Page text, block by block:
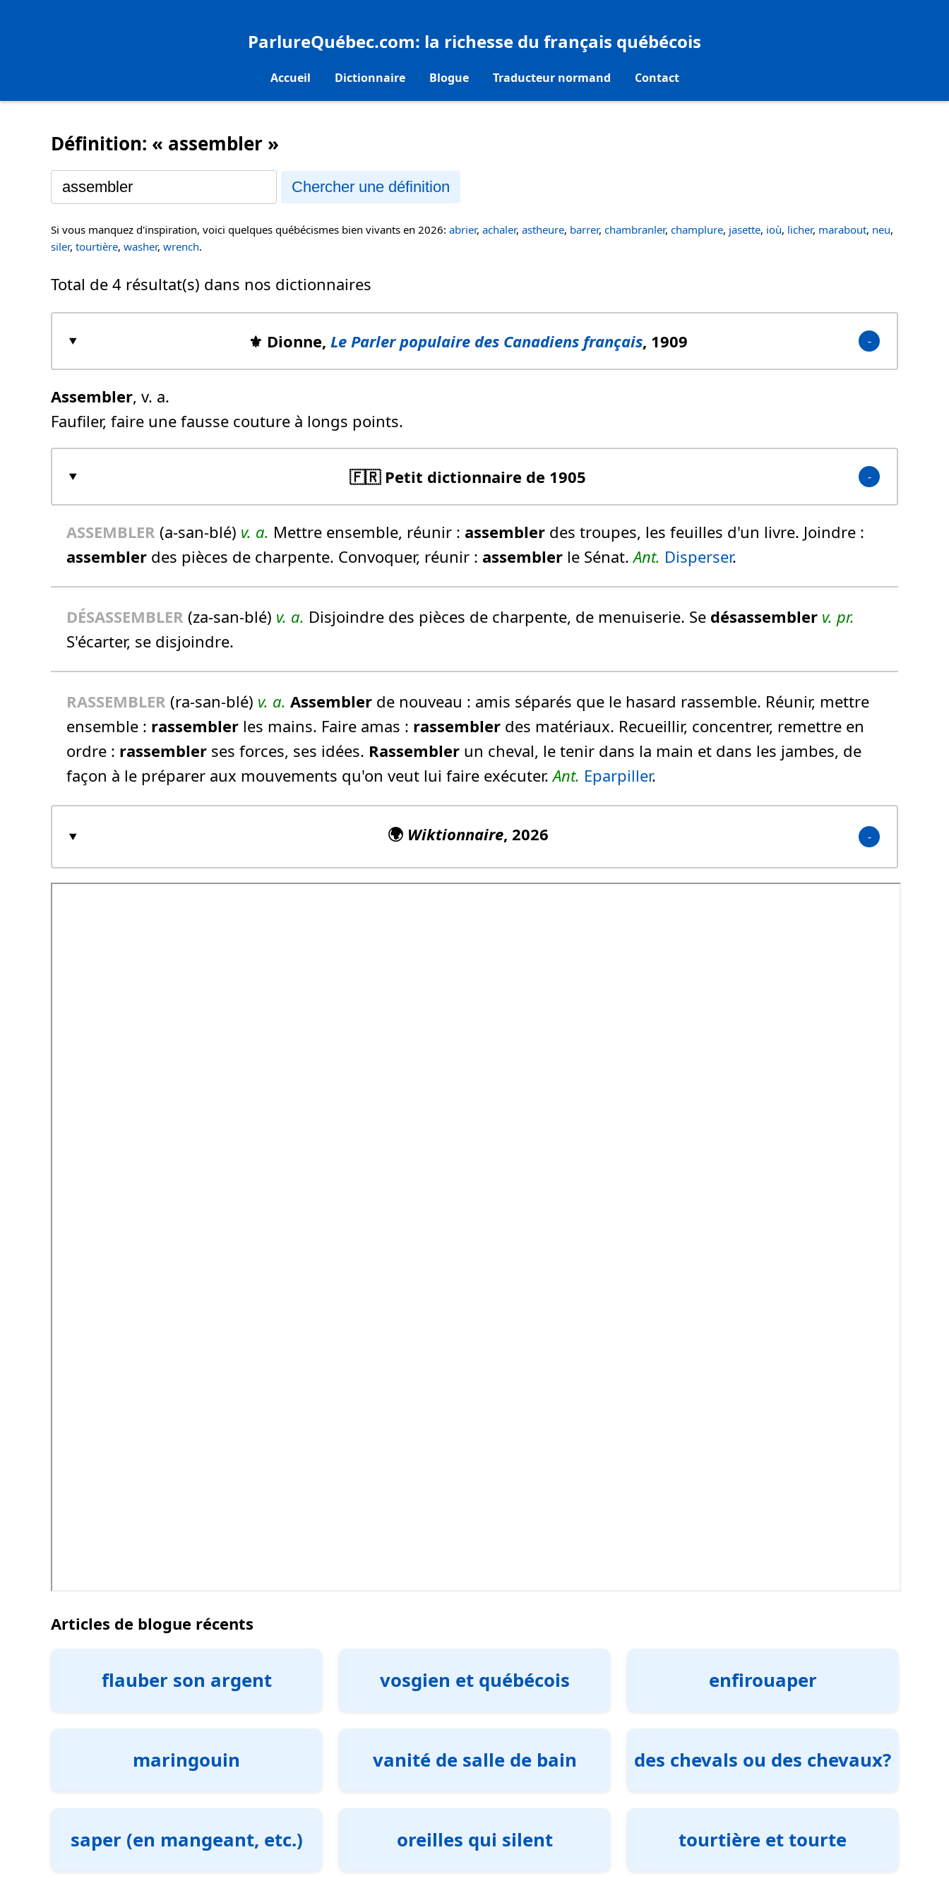
ParlureQuébec.com: la richesse du français québécois
Accueil Dictionnaire Blogue Traducteur normand Contact
Définition: « assembler »
Chercher une définition
Si vous manquez d'inspiration, voici quelques québécismes bien vivants en 2026: abrier, achaler, astheure, barrer, chambranler, champlure, jasette, ioù, licher, marabout, neu,
siler, tourtière, washer, wrench.
Total de 4 résultat(s) dans nos dictionnaires
⚜️ Dionne, Le Parler populaire des Canadiens français, 1909
Assembler, v. a.
Faufiler, faire une fausse couture à longs points.
🇫🇷 Petit dictionnaire de 1905
ASSEMBLER (a-san-blé) v. a. Mettre ensemble, réunir : assembler des troupes, les feuilles d'un livre. Joindre :
assembler des pièces de charpente. Convoquer, réunir : assembler le Sénat. Ant. Disperser.
DÉSASSEMBLER (za-san-blé) v. a. Disjoindre des pièces de charpente, de menuiserie. Se désassembler v. pr.
S'écarter, se disjoindre.
RASSEMBLER (ra-san-blé) v. a. Assembler de nouveau : amis séparés que le hasard rassemble. Réunir, mettre
ensemble : rassembler les mains. Faire amas : rassembler des matériaux. Recueillir, concentrer, remettre en
ordre : rassembler ses forces, ses idées. Rassembler un cheval, le tenir dans la main et dans les jambes, de
façon à le préparer aux mouvements qu'on veut lui faire exécuter.Ant. Eparpiller.
🌍 Wiktionnaire, 2026
Articles de blogue récents
flauber son argent vosgien et québécois enfirouaper
maringouin vanité de salle de bain des chevals ou des chevaux?
saper (en mangeant, etc.) oreilles qui silent tourtière et tourte